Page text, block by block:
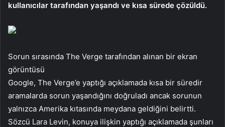
kullanıcılar tarafından yaşandı ve kısa sürede çözüldü.
Sorun sırasında The Verge tarafından alınan bir ekran
görüntüsü
Google, The Verge’e yaptığı açıklamada kısa bir süredir
aramalarda sorun yaşandığını doğruladı ancak sorunun
yalnızca Amerika kıtasında meydana geldiğini belirtti.
Sözcü Lara Levin, konuya ilişkin yaptığı açıklamada şunları